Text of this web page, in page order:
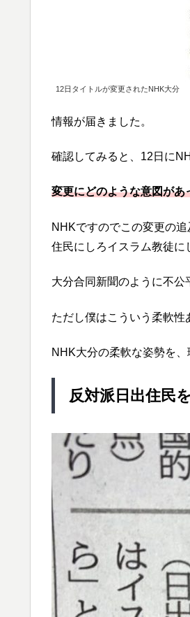
12日タイトルが変更されたNHK大分
情報が届きました。
確認してみると、12日に
変更にどのような意図があ
NHKですのでこの変更の
住民にしろイスラム教徒に
大分合同新聞のように不公
ただし僕はこういう柔軟性
NHK大分の柔軟な姿勢を、
反対派日出住民